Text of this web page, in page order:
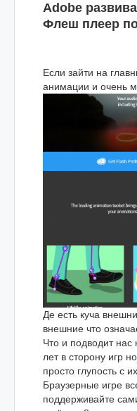
Adobe
Флеш плеер
Если зайти на
анимации и очень
Де есть куча
внешние что
Что и подводит нас
лет в сторону игр
просто глупость с
Браузерные игре
поддерживайте